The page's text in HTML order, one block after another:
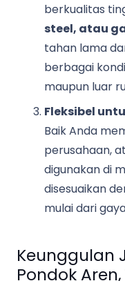
berkualitas
steel, atau
tahan lama
berbagai
maupun luar
Fleksibel
Baik Anda
perusahaan,
digunakan di
disesuaikan
mulai dari
Keunggulan
Pondok